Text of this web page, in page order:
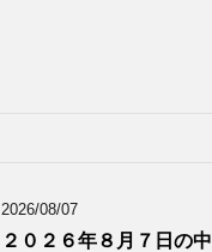
2026/08/07
２０２６年８月７日の中